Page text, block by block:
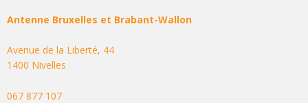
Antenne Bruxelles et Brabant-Wallon
Avenue de la Liberté, 44
1400 Nivelles
067 877 107